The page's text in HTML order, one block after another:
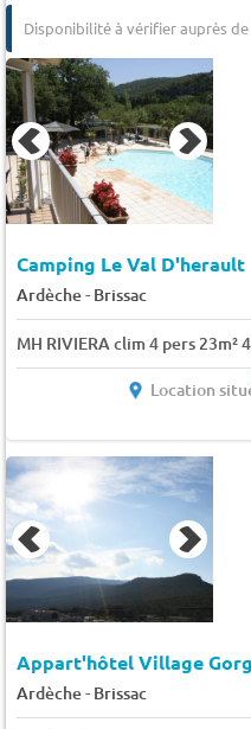
Disponibilité à vérifier auprès
Camping Le Val D'herault
Ardèche- Brissac
MH RIVIERA clim 4 pers 23m²
Location
Appart'hôtel Village
Ardèche- Brissac